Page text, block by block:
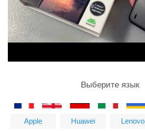
Выберите язык
Apple Huawei Lenovo